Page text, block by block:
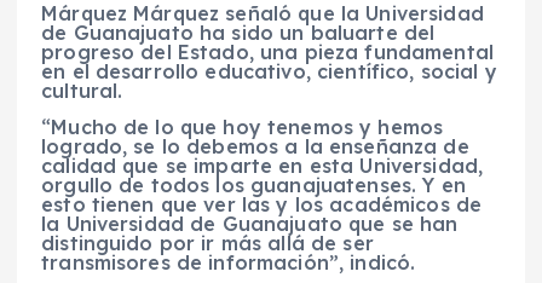
Márquez Márquez señaló que la Universidad
de Guanajuato ha sido un baluarte del
progreso del Estado, una pieza fundamental
en el desarrollo educativo, científico, social y
cultural.
“Mucho de lo que hoy tenemos y hemos
logrado, se lo debemos a la enseñanza de
calidad que se imparte en esta Universidad,
orgullo de todos los guanajuatenses. Y en
esto tienen que ver las y los académicos de
la Universidad de Guanajuato que se han
distinguido por ir más allá de ser
transmisores de información”, indicó.